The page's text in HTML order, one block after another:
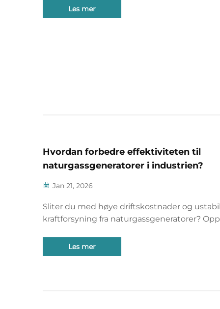
60 % mindre uplanlagt driftsavbrudd. Få
tips nå.
Les mer
Hvordan forbedre effektiviteten til
naturgassgeneratorer i industrien?
Jan 21, 2026
Sliter du med høye driftskostnader og ustabil
kraftforsyning fra naturgassgeneratorer?
etterlevelse og avkastning på investering.
ned den industrielle guiden nå.
Les mer